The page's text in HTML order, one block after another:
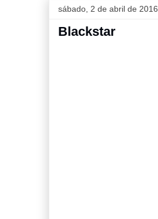
sábado, 2 de abril de 2016
Blackstar